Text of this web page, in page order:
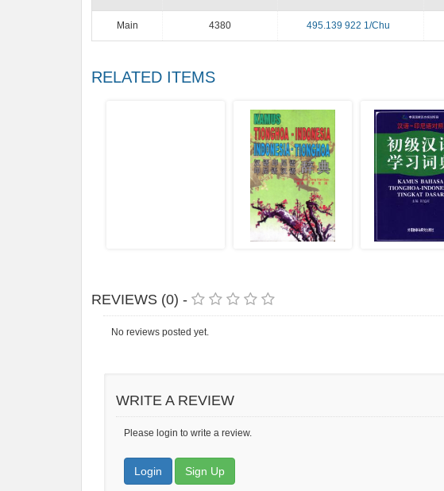
Main 4380 495.139 922 1/Chu
RELATED ITEMS
REVIEWS (0) -
No reviews posted yet.
WRITE A REVIEW
Please login to write a review.
Login Sign Up